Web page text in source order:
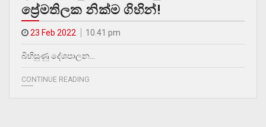
ප්‍රේමතිලක නික්ම ගිහින්!
23 Feb 2022 10.41 pm
බිහිසුණු දේශපාලන…
CONTINUE READING